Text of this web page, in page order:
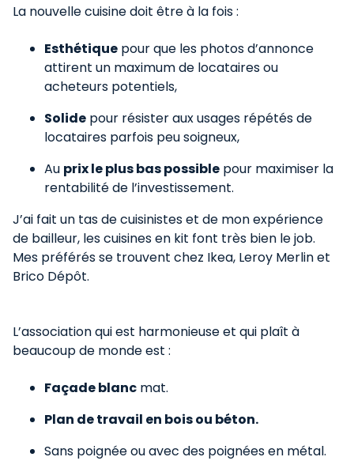
La nouvelle cuisine doit être à la fois :
Esthétique pour que les photos d’annonce
attirent un maximum de locataires ou
acheteurs potentiels,
Solide pour résister aux usages répétés de
locataires parfois peu soigneux,
Au prix le plus bas possible pour maximiser la
rentabilité de l’investissement.
J’ai fait un tas de cuisinistes et de mon expérience
de bailleur, les cuisines en kit font très bien le job.
Mes préférés se trouvent chez Ikea, Leroy Merlin et
Brico Dépôt.
L’association qui est harmonieuse et qui plaît à
beaucoup de monde est :
Façade blanc mat.
Plan de travail en bois ou béton.
Sans poignée ou avec des poignées en métal.